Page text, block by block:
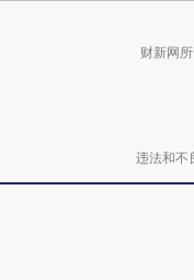
财新网
违法和不